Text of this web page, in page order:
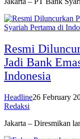
Resmi
Jadi Bank
Indonesia
Headline26 February
Redaksi
Jakarta – Diresmikan